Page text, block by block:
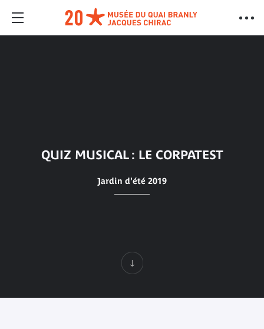
QUIZ MUSICAL : LE CORPATEST
Jardin d'été 2019